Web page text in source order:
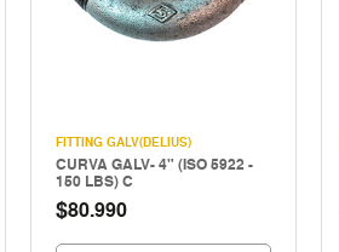
FITTING GALV(DELIUS)
CURVA GALV- 4" (ISO 5922 -
150 LBS) C
$80.990